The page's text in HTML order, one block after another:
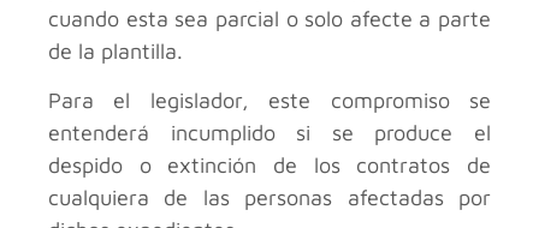
cuando esta sea parcial o solo afecte a parte
de la plantilla.
Para el legislador, este compromiso se
entenderá incumplido si se produce el
despido o extinción de los contratos de
cualquiera de las personas afectadas por